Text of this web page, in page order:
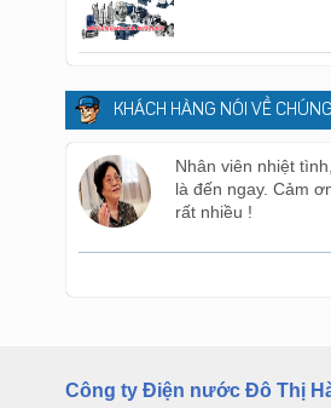
KHÁCH HÀNG NÓI VỀ
Nhân viên nhiệt
là đến ngay. Cảm
rất nhiều !
Công ty Điện nước Đô Thị